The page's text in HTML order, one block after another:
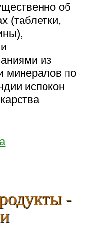
об
(таблетки,
из
минералов по
испокон
-